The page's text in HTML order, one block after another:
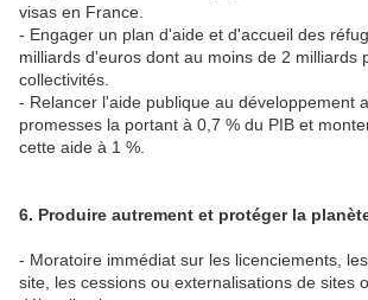
visas en France.
- Engager un plan d'aide et d'accueil des
milliards d'euros dont au moins de 2 milliards
collectivités.
- Relancer l'aide publique au développement
promesses la portant à 0,7 % du PIB et
cette aide à 1 %.
6. Produire autrement et protéger la
- Moratoire immédiat sur les licenciements,
site, les cessions ou externalisations de sites